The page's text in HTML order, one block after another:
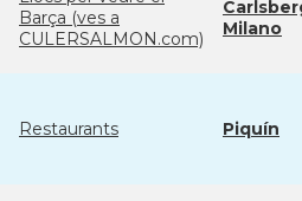
Barça (ves a
CULERSALMON.com)
Milano
Restaurants Piquín